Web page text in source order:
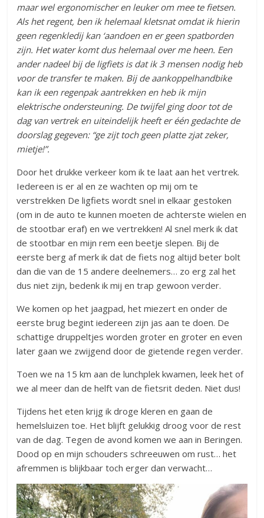
maar wel ergonomischer en leuker om mee te fietsen.
Als het regent, ben ik helemaal kletsnat omdat ik hierin
geen regenkledij kan ‘aandoen en er geen spatborden
zijn. Het water komt dus helemaal over me heen. Een
ander nadeel bij de ligfiets is dat ik 3 mensen nodig heb
voor de transfer te maken. Bij de aankoppelhandbike
kan ik een regenpak aantrekken en heb ik mijn
elektrische ondersteuning. De twijfel ging door tot de
dag van vertrek en uiteindelijk heeft er één gedachte de
doorslag gegeven: “ge zijt toch geen platte zjat zeker,
mietje!”.
Door het drukke verkeer kom ik te laat aan het vertrek.
Iedereen is er al en ze wachten op mij om te
verstrekken De ligfiets wordt snel in elkaar gestoken
(om in de auto te kunnen moeten de achterste wielen en
de stootbar eraf) en we vertrekken! Al snel merk ik dat
de stootbar en mijn rem een beetje slepen. Bij de
eerste berg af merk ik dat de fiets nog altijd beter bolt
dan die van de 15 andere deelnemers… zo erg zal het
dus niet zijn, bedenk ik mij en trap gewoon verder.
We komen op het jaagpad, het miezert en onder de
eerste brug begint iedereen zijn jas aan te doen. De
schattige druppeltjes worden groter en groter en even
later gaan we zwijgend door de gietende regen verder.
Toen we na 15 km aan de lunchplek kwamen, leek het of
we al meer dan de helft van de fietsrit deden. Niet dus!
Tijdens het eten krijg ik droge kleren en gaan de
hemelsluizen toe. Het blijft gelukkig droog voor de rest
van de dag. Tegen de avond komen we aan in Beringen.
Dood op en mijn schouders schreeuwen om rust… het
afremmen is blijkbaar toch erger dan verwacht…